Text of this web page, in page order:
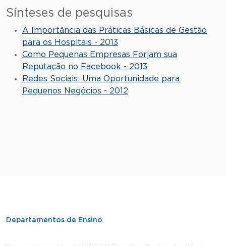
Sínteses de pesquisas
A Importância das Práticas Básicas de Gestão
para os Hospitais - 2013
Como Pequenas Empresas Forjam sua
Reputação no Facebook - 2013
Redes Sociais: Uma Oportunidade para
Pequenos Negócios - 2012
Departamentos de Ensino